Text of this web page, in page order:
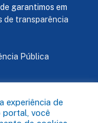
garantimos em
de transparência
Pública
de Capanema
experiência de
portal, você